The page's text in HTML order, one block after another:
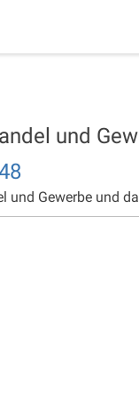
und
und Gewerbe und